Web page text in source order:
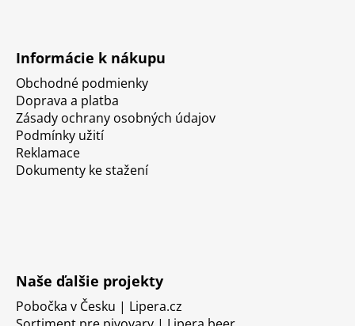
Informácie k nákupu
Obchodné podmienky
Doprava a platba
Zásady ochrany osobných údajov
Podmínky užití
Reklamace
Dokumenty ke stažení
Naše ďalšie projekty
Pobočka v Česku | Lipera.cz